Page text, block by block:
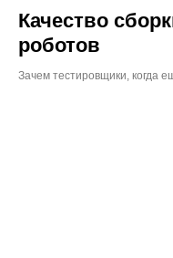
Качество
роботов
Зачем тестировщики, когда